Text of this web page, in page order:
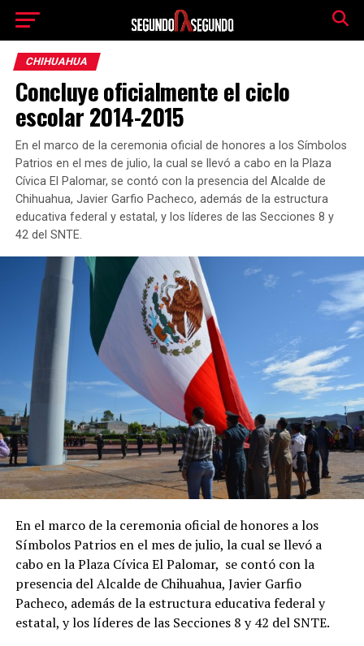
CHIHUAHUA
Concluye oficialmente el ciclo
escolar 2014-2015
En el marco de la ceremonia oficial de honores a los Símbolos
Patrios en el mes de julio, la cual se llevó a cabo en la Plaza
Cívica El Palomar, se contó con la presencia del Alcalde de
Chihuahua, Javier Garfio Pacheco, además de la estructura
educativa federal y estatal, y los líderes de las Secciones 8 y
42 del SNTE.
En el marco de la ceremonia oficial de honores a los
Símbolos Patrios en el mes de julio, la cual se llevó a
cabo en la Plaza Cívica El Palomar, se contó con la
presencia del Alcalde de Chihuahua, Javier Garfio
Pacheco, además de la estructura educativa federal y
estatal, y los líderes de las Secciones 8 y 42 del SNTE.